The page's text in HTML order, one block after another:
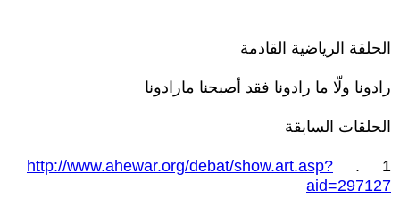
الحلقة الرياضية القادمة
رادونا ولّا ما رادونا فقد أصبحنا مارادونا
الحلقات السابقة
1 .
http://www.ahewar.org/debat/show.art.asp?
aid=297127